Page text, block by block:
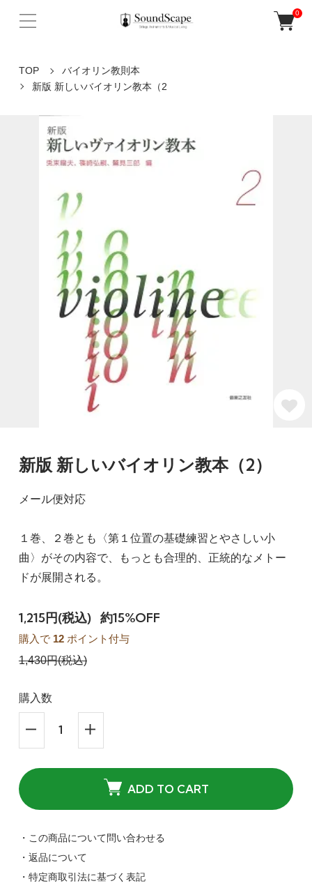
0
TOP
バイオリン教則本
新版 新しいバイオリン教本（2
新版 新しいバイオリン教本（2）
メール便対応
１巻、２巻とも〈第１位置の基礎練習とやさしい小
曲〉がその内容で、もっとも合理的、正統的なメトー
ドが展開される。
1,215円(税込) 約15%OFF
購入で 12ポイント付与
1,430円(税込)
購入数
ADD TO CART
・この商品について問い合わせる
・返品について
・特定商取引法に基づく表記